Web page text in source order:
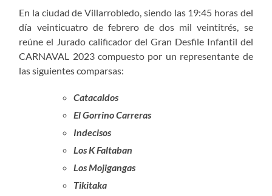
En la ciudad de Villarrobledo, siendo las 19:45 horas del
día veinticuatro de febrero de dos mil veintitrés, se
reúne el Jurado calificador del Gran Desfile Infantil del
CARNAVAL 2023 compuesto por un representante de
las siguientes comparsas:
Catacaldos
El Gorrino Carreras
Indecisos
Los K Faltaban
Los Mojigangas
Tikitaka